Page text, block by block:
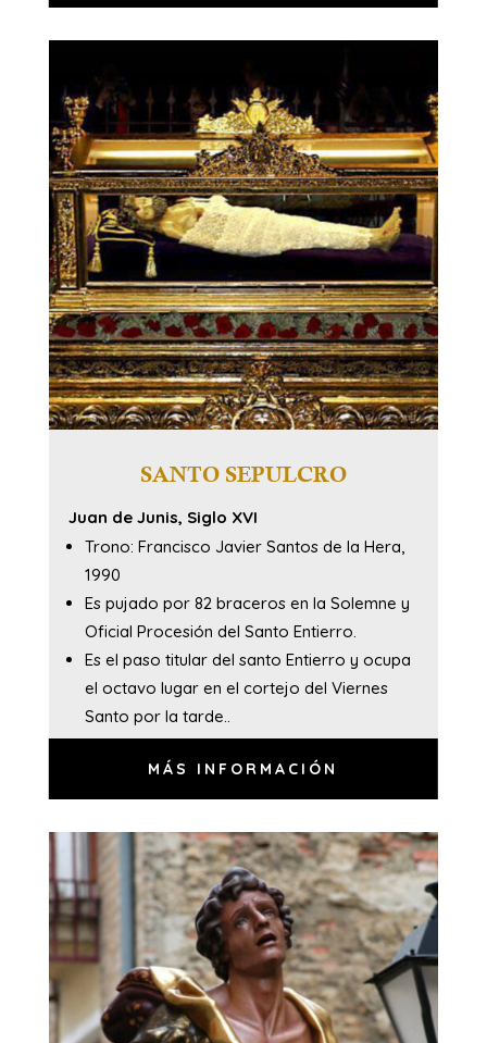
SANTO SEPULCRO
Juan de Junis, Siglo XVI
Trono: Francisco Javier Santos de la Hera,
1990
Es pujado por 82 braceros en la Solemne y
Oficial Procesión del Santo Entierro.
Es el paso titular del santo Entierro y ocupa
el octavo lugar en el cortejo del Viernes
Santo por la tarde..
MÁS INFORMACIÓN